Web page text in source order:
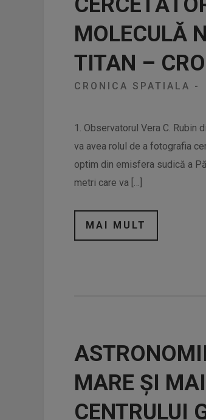
MOLECULĂ
TITAN –
CRONICA SPATIALA -
1. Observatorul Vera C. Rubin
va avea rolul de a fotografia
optim din emisfera sudică a
metri care va […]
MAI MULT
MARE ȘI
CENTRULUI